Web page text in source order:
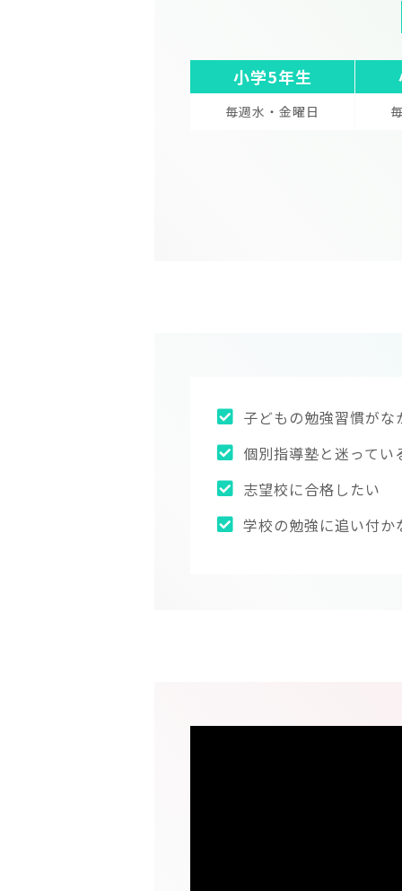
小学5年生
毎週水・金曜日
子どもの勉強習慣が
個別指導塾と迷ってい
志望校に合格したい
学校の勉強に追い付か